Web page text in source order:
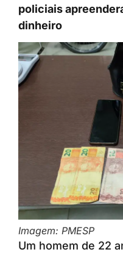
policiais
dinheiro
Imagem: PMESP
Um homem de 22